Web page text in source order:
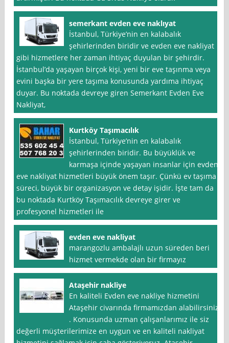
semerkant evden eve naklıyat
İstanbul, Türkiye’nin en kalabalık
şehirlerinden biridir ve evden eve nakliyat
gibi hizmetlere her zaman ihtiyaç duyulan bir şehirdir.
İstanbul’da yaşayan birçok kişi, yeni bir eve taşınma veya
evini başka bir yere taşıma konusunda yardıma ihtiyaç
duyar. Bu noktada devreye giren Semerkant Evden Eve
Nakliyat,
Kurtköy Taşımacılık
İstanbul, Türkiye’nin en kalabalık
şehirlerinden biridir. Bu büyüklük ve
karmaşa içinde yaşayan insanlar için evden
eve nakliyat hizmetleri büyük önem taşır. Çünkü ev taşıma
süreci, büyük bir organizasyon ve detay işidir. İşte tam da
bu noktada Kurtköy Taşımacılık devreye girer ve
profesyonel hizmetleri ile
evden eve nakliyat
marangozlu ambalajlı uzun süreden beri
hizmet vermekde olan bir firmayız
Ataşehir nakliye
En kaliteli Evden eve nakliye hizmetini
Ataşehir civarında firmamızdan alabilirsiniz
. Konusunda uzman çalışanlarımız ile siz
değerli müşterilerimize en uygun ve en kaliteli nakliyat